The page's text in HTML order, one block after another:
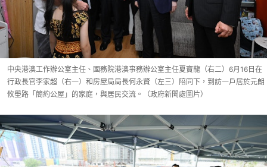
中央港澳工作辦公室主任、國務院港澳事務辦公室主任夏寶龍（右二）6月16日在
行政長官李家超（右一）和房屋局局長何永賢（左三）陪同下，到訪一戶居於元朗
攸壆路「簡約公屋」的家庭，與居民交流。（政府新聞處圖片）